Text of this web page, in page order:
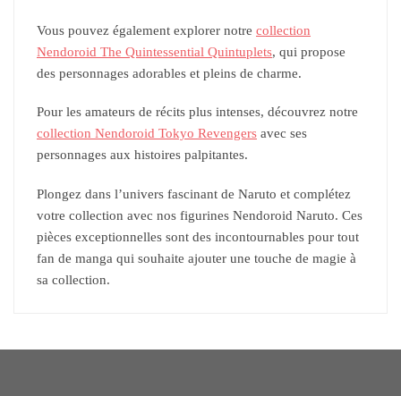
Vous pouvez également explorer notre collection
Nendoroid The Quintessential Quintuplets, qui propose
des personnages adorables et pleins de charme.
Pour les amateurs de récits plus intenses, découvrez notre
collection Nendoroid Tokyo Revengers avec ses
personnages aux histoires palpitantes.
Plongez dans l’univers fascinant de Naruto et complétez
votre collection avec nos figurines Nendoroid Naruto. Ces
pièces exceptionnelles sont des incontournables pour tout
fan de manga qui souhaite ajouter une touche de magie à
sa collection.